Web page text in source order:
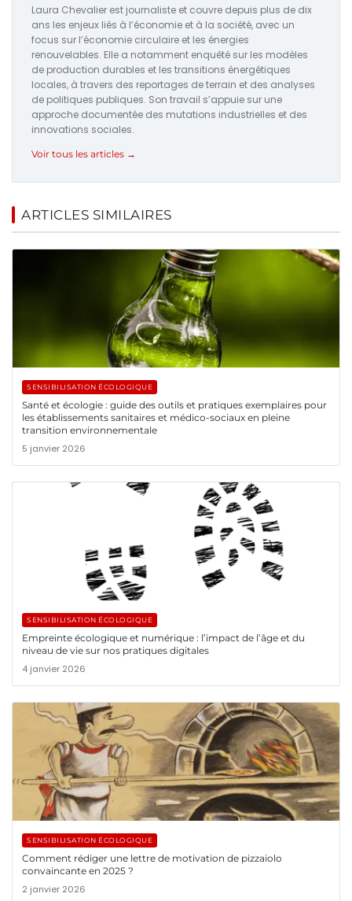
Laura Chevalier est journaliste et couvre depuis plus de dix
ans les enjeux liés à l’économie et à la société, avec un
focus sur l’économie circulaire et les énergies
renouvelables. Elle a notamment enquêté sur les modèles
de production durables et les transitions énergétiques
locales, à travers des reportages de terrain et des analyses
de politiques publiques. Son travail s’appuie sur une
approche documentée des mutations industrielles et des
innovations sociales.
Voir tous les articles →
ARTICLES SIMILAIRES
SENSIBILISATION ÉCOLOGIQUE
Santé et écologie : guide des outils et pratiques exemplaires pour
les établissements sanitaires et médico-sociaux en pleine
transition environnementale
5 janvier 2026
SENSIBILISATION ÉCOLOGIQUE
Empreinte écologique et numérique : l’impact de l’âge et du
niveau de vie sur nos pratiques digitales
4 janvier 2026
SENSIBILISATION ÉCOLOGIQUE
Comment rédiger une lettre de motivation de pizzaiolo
convaincante en 2025 ?
2 janvier 2026